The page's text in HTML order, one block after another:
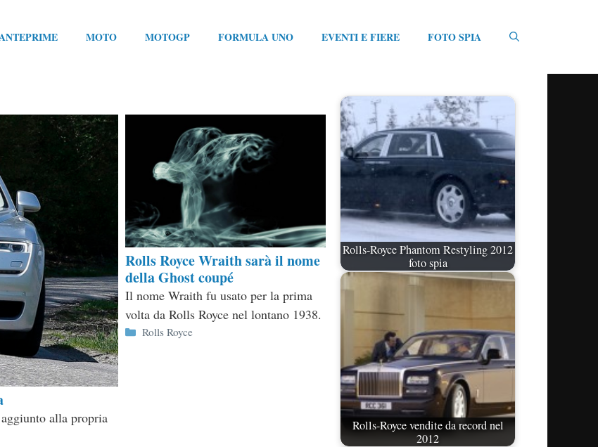
MOTO MOTOGP FORMULA UNO EVENTI E FIERE FOTO SPIA
alla propria
Rolls Royce Wraith sarà il nome
della Ghost coupé
Il nome Wraith fu usato per la prima
volta da Rolls Royce nel lontano 1938.
Categorie
Rolls Royce
Rolls-Royce Phantom Restyling 2012
foto spia
Rolls-Royce vendite da record nel
2012